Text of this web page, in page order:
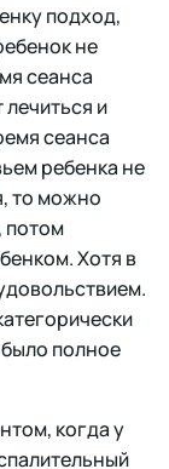
подход,
не
сеанса
и
сеанса
ребенка не
то можно
потом
Хотя в
полное
когда у